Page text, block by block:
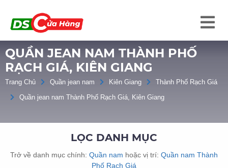
QUẦN JEAN NAM THÀNH PHỐ
RẠCH GIÁ, KIÊN GIANG
Trang Chủ Quần jean nam Kiên Giang
Thành Phố Rạch Giá
Quần jean nam Thành Phố Rạch Giá, Kiên Giang
LỌC DANH MỤC
Trở về danh mục chính: Quần nam hoặc vị trí: Quần nam Thành
Phố Rạch Giá